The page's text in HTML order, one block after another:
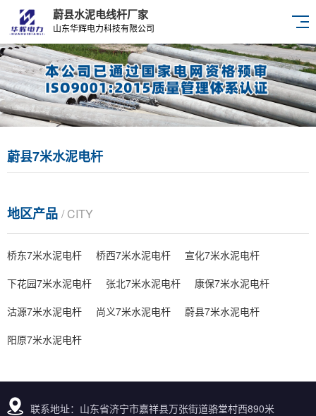
蔚县水泥电线杆厂家
山东华辉电力科技有限公司
蔚县7米水泥电杆
地区产品 / CITY
桥东7米水泥电杆 桥西7米水泥电杆
宣化7米水泥电杆
下花园7米水泥电杆
张北7米水泥电杆
康保7米水泥电杆
沽源7米水泥电杆
尚义7米水泥电杆
蔚县7米水泥电杆
阳原7米水泥电杆
联系地址：山东省济宁市嘉祥县万张街道骆堂村西890米